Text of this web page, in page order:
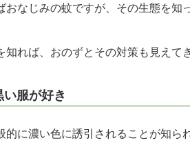
おなじみの蚊ですが、その生態を知
知れば、おのずとその対策も見えて
服が好き
的に濃い色に誘引されることが知ら